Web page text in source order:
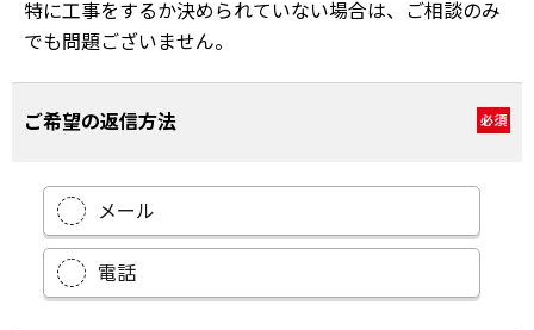
特に工事をするか決められていない場合は、ご相談のみ
でも問題ございません。
ご希望の返信方法 必須
メール
電話